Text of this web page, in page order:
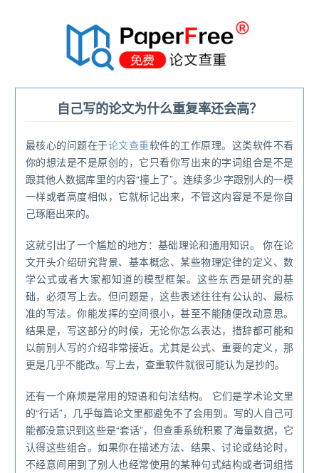
自己写的论文为什么重复率还会高？
最核心的问题在于论文查重软件的工作原理。这类软件不看
你的想法是不是原创的，它只看你写出来的字词组合是不是
跟其他人数据库里的内容“撞上了”。连续多少字跟别人的一模
一样或者高度相似，它就标记出来，不管这内容是不是你自
己琢磨出来的。
这就引出了一个尴尬的地方：基础理论和通用知识。 你在论
文开头介绍研究背景、基本概念、某些物理定律的定义、数
学公式或者大家都知道的模型框架。这些东西是研究的基
础，必须写上去。但问题是，这些表述往往有公认的、最标
准的写法。你能发挥的空间很小，甚至不能随便改动意思。
结果是，写这部分的时候，无论你怎么表达，措辞都可能和
以前别人写的介绍非常接近。尤其是公式、重要的定义，那
更是几乎不能改。写上去，查重软件就很可能认为是抄的。
还有一个麻烦是常用的短语和句法结构。 它们是学术论文里
的“行话”，几乎每篇论文里都避免不了会用到。写的人自己可
能都没意识到这些是“套话”，但查重系统积累了海量数据，它
认得这些组合。如果你在描述方法、结果、讨论或结论时，
不经意间用到了别人也经常使用的某种句式结构或者词组搭